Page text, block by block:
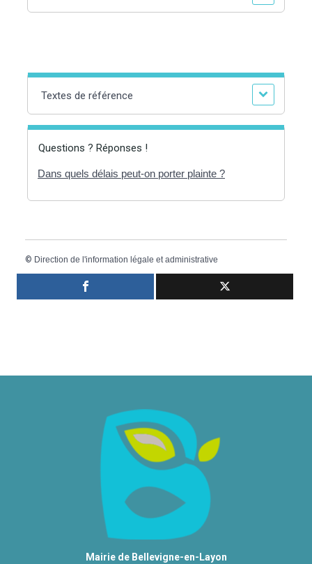
Textes de référence
Questions ? Réponses !
Dans quels délais peut-on porter plainte ?
© Direction de l'information légale et administrative
Mairie de Bellevigne-en-Layon